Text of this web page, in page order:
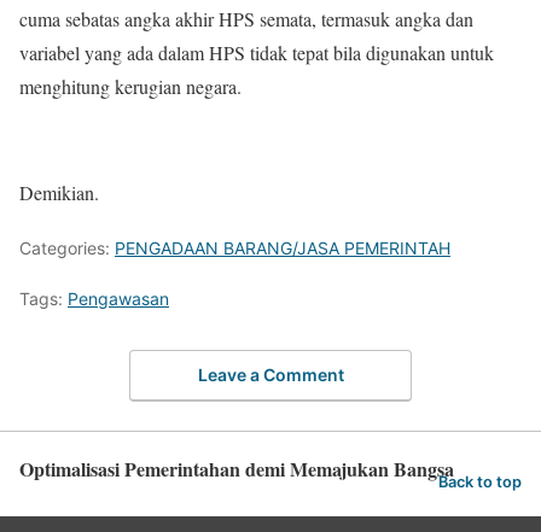
cuma sebatas angka akhir HPS semata, termasuk angka dan
variabel yang ada dalam HPS tidak tepat bila digunakan untuk
menghitung kerugian negara.
Demikian.
Categories: PENGADAAN BARANG/JASA PEMERINTAH
Tags: Pengawasan
Leave a Comment
Optimalisasi Pemerintahan demi Memajukan BangsaBack to top